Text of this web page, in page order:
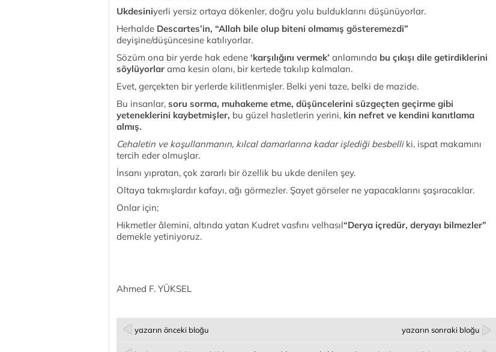
Ukdesiniyerli yersiz ortaya dökenler, doğru yolu bulduklarını düşünüyorlar.
Herhalde Descartes’in, “Allah bile olup biteni olmamış gösteremezdi”
deyişine/düşüncesine katılıyorlar.
Sözüm ona bir yerde hak edene ‘karşılığını vermek’ anlamında bu çıkışı dile getirdiklerini
söylüyorlar ama kesin olanı, bir kertede takılıp kalmaları.
Evet, gerçekten bir yerlerde kilitlenmişler. Belki yeni taze, belki de mazide.
Bu insanlar, soru sorma, muhakeme etme, düşüncelerini süzgeçten geçirme gibi
yeteneklerini kaybetmişler, bu güzel hasletlerin yerini, kin nefret ve kendini kanıtlama
almış.
Cehaletin ve koşullanmanın, kılcal damarlarına kadar işlediği besbelli ki, ispat makamını
tercih eder olmuşlar.
İnsanı yıpratan, çok zararlı bir özellik bu ukde denilen şey.
Oltaya takmışlardır kafayı, ağı görmezler. Şayet görseler ne yapacaklarını şaşıracaklar.
Onlar için;
Hikmetler âlemini, altında yatan Kudret vasfını velhasıl“Derya içredür, deryayı bilmezler”
demekle yetiniyoruz.
Ahmed F. YÜKSEL
yazarın önceki bloğu yazarın sonraki bloğu